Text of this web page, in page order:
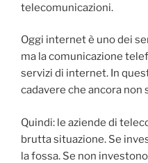
telecomunicazioni.
Oggi internet è uno dei
ma la comunicazione
servizi di internet. In
cadavere che ancora
Quindi: le aziende di
brutta situazione. Se
la fossa. Se non